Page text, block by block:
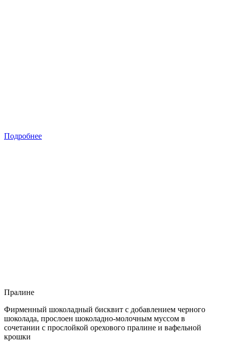
Подробнее
Пралине
Фирменный шоколадный бисквит с добавлением черного
шоколада, прослоен шоколадно-молочным муссом в
сочетании с прослойкой орехового пралине и вафельной
крошки